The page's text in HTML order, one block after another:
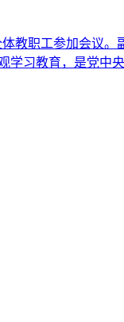
教职工参加会议。
习教育，是党中